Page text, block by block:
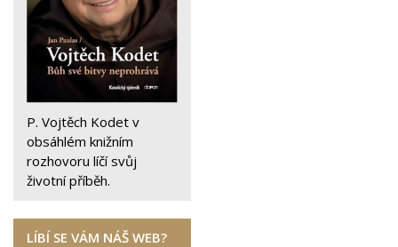
P. Vojtěch Kodet v
obsáhlém knižním
rozhovoru líčí svůj
životní příběh.
LÍBÍ SE VÁM NÁŠ WEB?